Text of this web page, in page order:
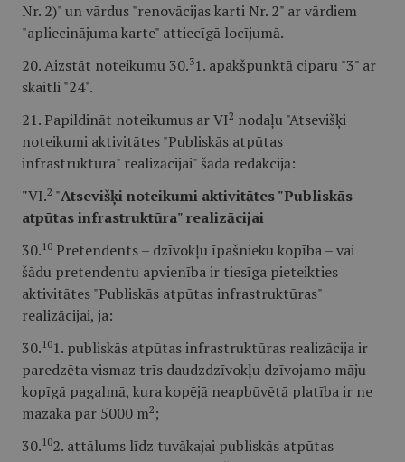
Nr. 2)" un vārdus "renovācijas karti Nr. 2" ar vārdiem
"apliecinājuma karte" attiecīgā locījumā.
20. Aizstāt noteikumu 30.31. apakšpunktā ciparu "3" ar
skaitli "24".
21. Papildināt noteikumus ar VI2 nodaļu "Atsevišķi
noteikumi aktivitātes "Publiskās atpūtas
infrastruktūra" realizācijai" šādā redakcijā:
"VI.2 "Atsevišķi noteikumi aktivitātes "Publiskās
atpūtas infrastruktūra" realizācijai
30. 10 Pretendents – dzīvokļu īpašnieku kopība – vai
šādu pretendentu apvienība ir tiesīga pieteikties
aktivitātes "Publiskās atpūtas infrastruktūras"
realizācijai, ja:
30. 101. publiskās atpūtas infrastruktūras realizācija ir
paredzēta vismaz trīs daudzdzīvokļu dzīvojamo māju
kopīgā pagalmā, kura kopējā neapbūvētā platība ir ne
mazāka par 5000 m2 ;
30. 102. attālums līdz tuvākajai publiskās atpūtas